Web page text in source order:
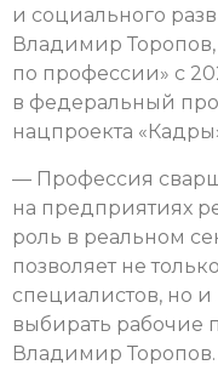
и социального
Владимир
по профессии» с
в федеральный
нацпроекта
— Профессия
на предприятиях
роль в реальном
позволяет не
специалистов, но
выбирать рабочие
Владимир Торопов.